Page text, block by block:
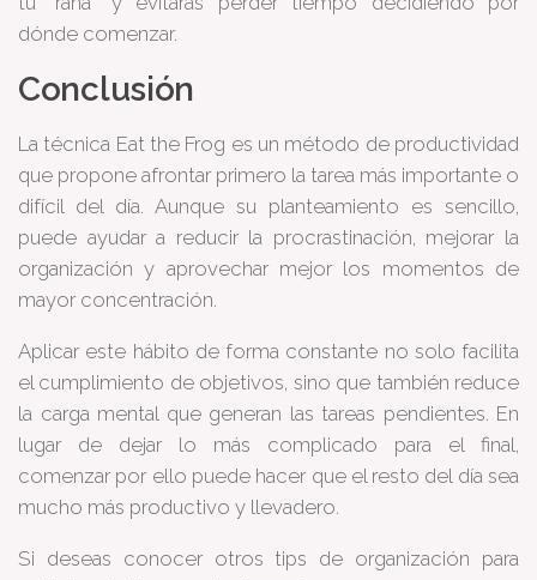
dónde comenzar.
Conclusión
La técnica Eat the Frog es un método de productividad
que propone afrontar primero la tarea más importante o
difícil del día. Aunque su planteamiento es sencillo,
puede ayudar a reducir la procrastinación, mejorar la
organización y aprovechar mejor los momentos de
mayor concentración.
Aplicar este hábito de forma constante no solo facilita
el cumplimiento de objetivos, sino que también reduce
la carga mental que generan las tareas pendientes. En
lugar de dejar lo más complicado para el final,
comenzar por ello puede hacer que el resto del día sea
mucho más productivo y llevadero.
Si deseas conocer otros tips de organización para